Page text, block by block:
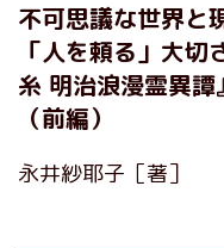
不可思議な世界と
「人を頼る」大
糸 明治浪漫霊異
（前編）
永井紗耶子［著］